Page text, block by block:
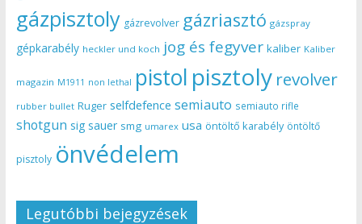
gázpisztoly gázrevolver gázriasztó gázspray
gépkarabély heckler und koch jog és fegyver kaliber Kaliber
magazin M1911 non lethal pistol pisztoly revolver
rubber bullet Ruger selfdefence semiauto semiauto rifle
shotgun sig sauer smg umarex usa öntöltő karabély öntöltő
pisztoly önvédelem
Legutóbbi bejegyzések